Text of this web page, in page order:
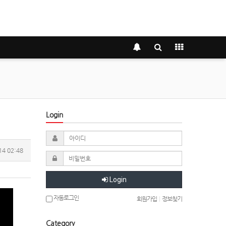
02:48
Login
Login
자동로그인 회원가입 정보찾기
Category